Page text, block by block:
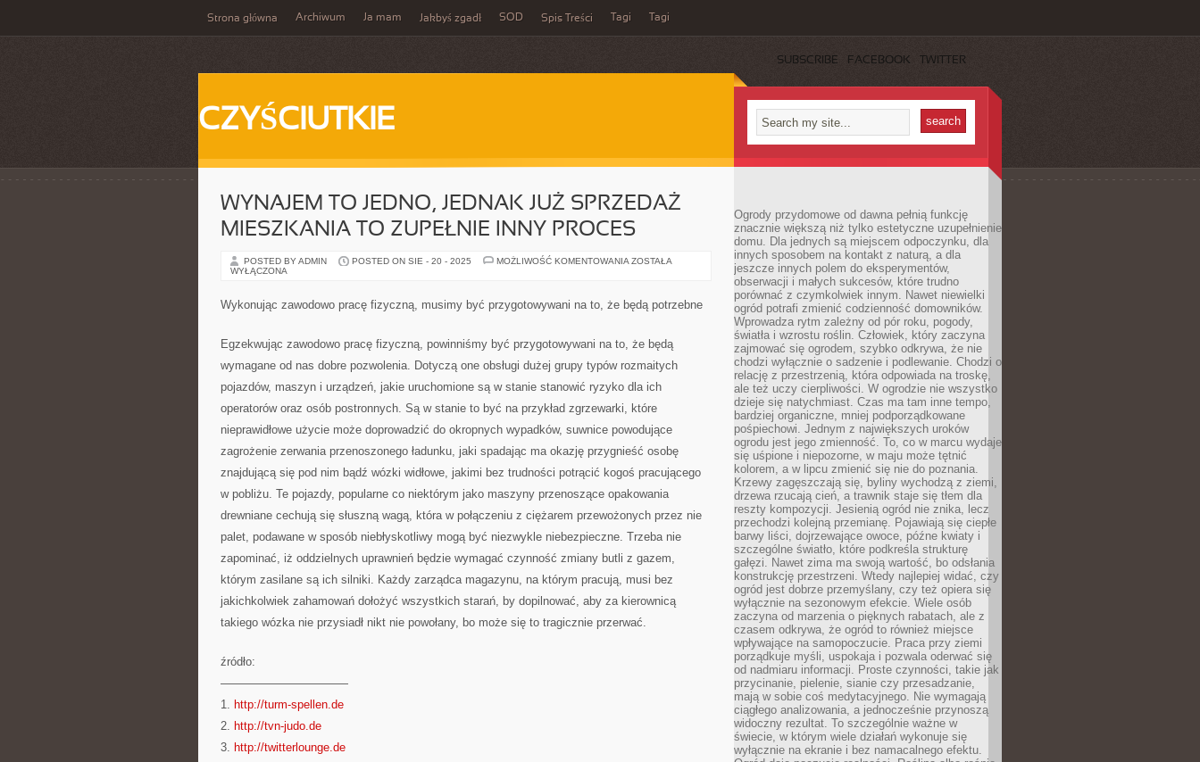
Strona główna Archiwum Ja mam Jakbyś zgadł SOD Spis Treści Tagi Tagi
SUBSCRIBE FACEBOOK TWITTER
CZYŚCIUTKIE
WYNAJEM TO JEDNO, JEDNAK JUŻ SPRZEDAŻ
MIESZKANIA TO ZUPEŁNIE INNY PROCES
POSTED BY ADMIN POSTED ON SIE - 20 - 2025 MOŻLIWOŚĆ KOMENTOWANIA WYNAJEM
JUŻ
SPRZEDAŻ
ZUPEŁNIE
INNY
ZOSTAŁA
WYŁĄCZONA
Wykonując zawodowo pracę fizyczną, musimy być przygotowywani na to, że będą potrzebne
Egzekwując zawodowo pracę fizyczną, powinniśmy być przygotowywani na to, że będą
wymagane od nas dobre pozwolenia. Dotyczą one obsługi dużej grupy typów rozmaitych
pojazdów, maszyn i urządzeń, jakie uruchomione są w stanie stanowić ryzyko dla ich
operatorów oraz osób postronnych. Są w stanie to być na przykład zgrzewarki, które
nieprawidłowe użycie może doprowadzić do okropnych wypadków, suwnice powodujące
zagrożenie zerwania przenoszonego ładunku, jaki spadając ma okazję przygnieść osobę
znajdującą się pod nim bądź wózki widłowe, jakimi bez trudności potrącić kogoś pracującego
w pobliżu. Te pojazdy, popularne co niektórym jako maszyny przenoszące opakowania
drewniane cechują się słuszną wagą, która w połączeniu z ciężarem przewożonych przez nie
palet, podawane w sposób niebłyskotliwy mogą być niezwykle niebezpieczne. Trzeba nie
zapominać, iż oddzielnych uprawnień będzie wymagać czynność zmiany butli z gazem,
którym zasilane są ich silniki. Każdy zarządca magazynu, na którym pracują, musi bez
jakichkolwiek zahamowań dołożyć wszystkich starań, by dopilnować, aby za kierownicą
takiego wózka nie przysiadł nikt nie powołany, bo może się to tragicznie przerwać.
źródło:
———————————
1. http://turm-spellen.de
2. http://tvn-judo.de
3. http://twitterlounge.de
Ogrody przydomowe od dawna pełnią funkcję
znacznie większą niż tylko estetyczne uzupełnienie
domu. Dla jednych są miejscem odpoczynku, dla
innych sposobem na kontakt z naturą, a dla
jeszcze innych polem do eksperymentów,
obserwacji i małych sukcesów, które trudno
porównać z czymkolwiek innym. Nawet niewielki
ogród potrafi zmienić codzienność domowników.
Wprowadza rytm zależny od pór roku, pogody,
światła i wzrostu roślin. Człowiek, który zaczyna
zajmować się ogrodem, szybko odkrywa, że nie
chodzi wyłącznie o sadzenie i podlewanie. Chodzi o
relację z przestrzenią, która odpowiada na troskę,
ale też uczy cierpliwości. W ogrodzie nie wszystko
dzieje się natychmiast. Czas ma tam inne tempo,
bardziej organiczne, mniej podporządkowane
pośpiechowi. Jednym z największych uroków
ogrodu jest jego zmienność. To, co w marcu wydaje
się uśpione i niepozorne, w maju może tętnić
kolorem, a w lipcu zmienić się nie do poznania.
Krzewy zagęszczają się, byliny wychodzą z ziemi,
drzewa rzucają cień, a trawnik staje się tłem dla
reszty kompozycji. Jesienią ogród nie znika, lecz
przechodzi kolejną przemianę. Pojawiają się ciepłe
barwy liści, dojrzewające owoce, późne kwiaty i
szczególne światło, które podkreśla strukturę
gałęzi. Nawet zima ma swoją wartość, bo odsłania
konstrukcję przestrzeni. Wtedy najlepiej widać, czy
ogród jest dobrze przemyślany, czy też opiera się
wyłącznie na sezonowym efekcie. Wiele osób
zaczyna od marzenia o pięknych rabatach, ale z
czasem odkrywa, że ogród to również miejsce
wpływające na samopoczucie. Praca przy ziemi
porządkuje myśli, uspokaja i pozwala oderwać się
od nadmiaru informacji. Proste czynności, takie jak
przycinanie, pielenie, sianie czy przesadzanie,
mają w sobie coś medytacyjnego. Nie wymagają
ciągłego analizowania, a jednocześnie przynoszą
widoczny rezultat. To szczególnie ważne w
świecie, w którym wiele działań wykonuje się
wyłącznie na ekranie i bez namacalnego efektu.